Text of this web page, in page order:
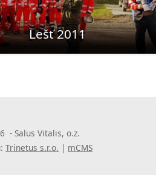
Lešť 2011
- Salus Vitalis, o.z.
Trinetus s.r.o. | mCMS